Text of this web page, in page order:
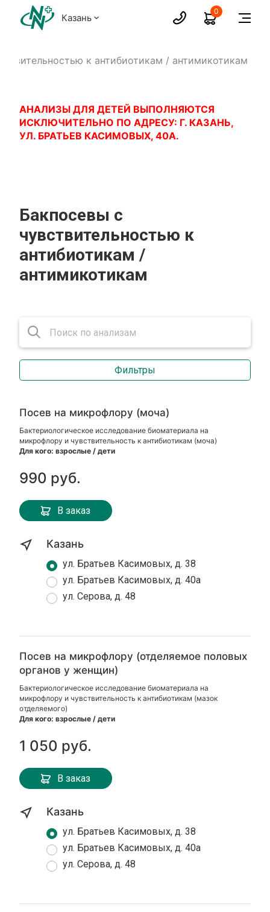
Казань
0
к антибиотикам / антимикотикам
АНАЛИЗЫ ДЛЯ ДЕТЕЙ ВЫПОЛНЯЮТСЯ
ИСКЛЮЧИТЕЛЬНО ПО АДРЕСУ: Г. КАЗАНЬ,
УЛ. БРАТЬЕВ КАСИМОВЫХ, 40А.
Бакпосевы с
чувствительностью к
антибиотикам /
антимикотикам
Фильтры
Посев на микрофлору (моча)
Бактериологическое исследование биоматериала на
микрофлору и чувствительность к антибиотикам (моча)
Для кого: взрослые / дети
990 руб.
В заказ
Казань
ул. Братьев Касимовых, д. 38
ул. Братьев Касимовых, д. 40а
ул. Серова, д. 48
Посев на микрофлору (отделяемое половых
органов у женщин)
Бактериологическое исследование биоматериала на
микрофлору и чувствительность к антибиотикам (мазок
отделяемого)
Для кого: взрослые / дети
1 050 руб.
В заказ
Казань
ул. Братьев Касимовых, д. 38
ул. Братьев Касимовых, д. 40а
ул. Серова, д. 48